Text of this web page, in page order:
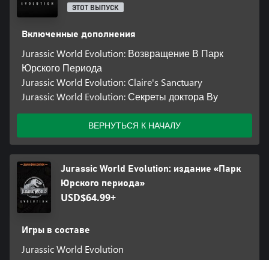
ЭТОТ ВЫПУСК
Включенные дополнения
Jurassic World Evolution: Возвращение В Парк
Юрского Периода
Jurassic World Evolution: Claire's Sanctuary
Jurassic World Evolution: Секреты доктора Ву
ВЕРНУТЬСЯ К НАЧАЛУ
Jurassic World Evolution: издание «Парк
Юрского периода»
USD$64.99+
Игры в составе
Jurassic World Evolution